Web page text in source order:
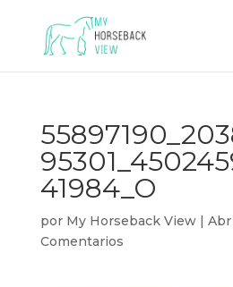
41984_O
por My Horseback View| Abr
Comentarios